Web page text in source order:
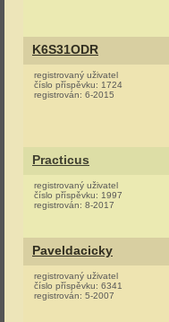
K6S31ODR
registrovaný uživatel
číslo příspěvku: 1724
registrován: 6-2015
Practicus
registrovaný uživatel
číslo příspěvku: 1997
registrován: 8-2017
Paveldacicky
registrovaný uživatel
číslo příspěvku: 6341
registrován: 5-2007